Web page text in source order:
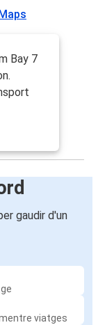
Bay 7
gaudir d'un
viatges